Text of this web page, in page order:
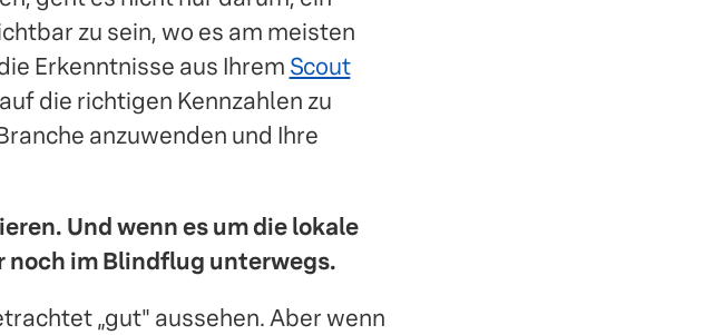
zu sein, wo es am meisten
Erkenntnisse aus Ihrem Scout
die richtigen Kennzahlen zu
anzuwenden und Ihre
Und wenn es um die lokale
noch im Blindflug unterwegs.
„gut" aussehen. Aber wenn